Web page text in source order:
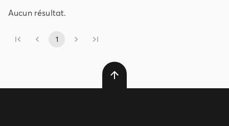
Aucun résultat.
1